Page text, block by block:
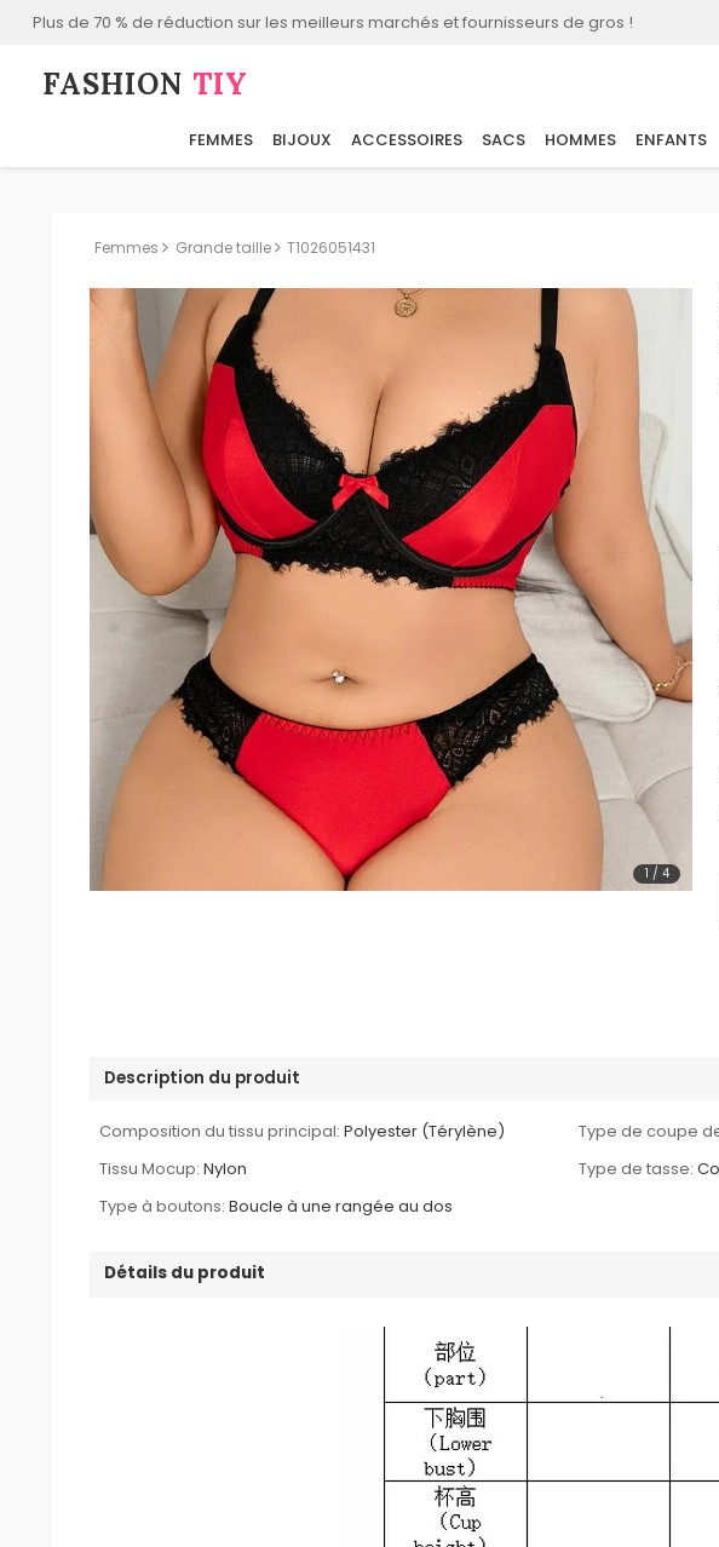
Plus de 70 % de réduction sur les meilleurs marchés et fournisseurs de gros !
FASHION⁠ TIY
FEMMES BIJOUX ACCESSOIRES SACS HOMMES ENFANTS
Femmes Grande taille T1026051431
1 / 4
Description du produit
Composition du tissu principal: Polyester (Térylène) Type de coupe
Tissu Mocup: Nylon Type de tasse:
Type à boutons: Boucle à une rangée au dos
Détails du produit